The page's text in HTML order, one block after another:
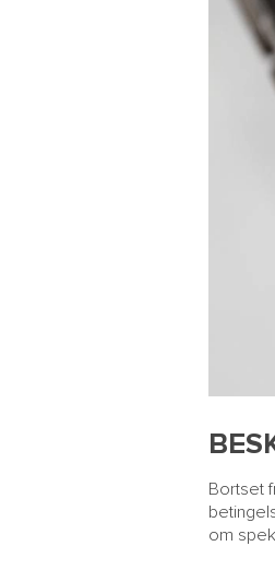
Bortset
om